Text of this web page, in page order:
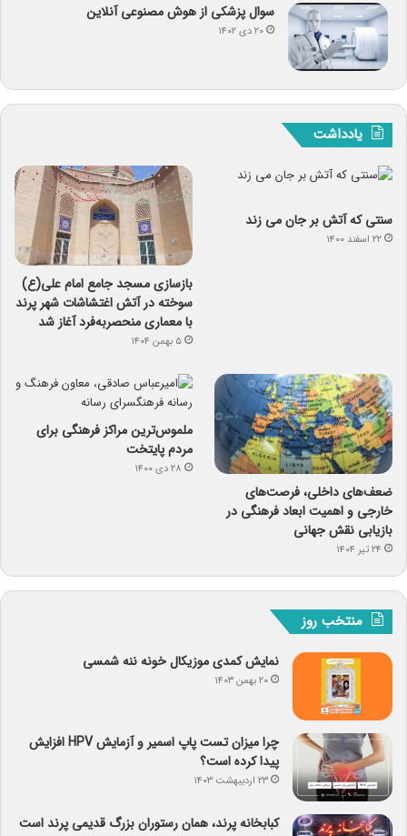
سوال پزشکی از هوش مصنوعی آنلاین
۲۰ دی ۱۴۰۲
یادداشت
سنتی که آتش بر جان می زند
۲۲ اسفند ۱۴۰۰
بازسازی مسجد جامع امام علی(ع)
سوخته در آتش اغتشاشات شهر پرند
با معماری منحصربه‌فرد آغاز شد
۵ بهمن ۱۴۰۴
ضعف‌های داخلی، فرصت‌های
خارجی و اهمیت ابعاد فرهنگی در
بازیابی نقش جهانی
۲۴ تیر ۱۴۰۴
ملموس‌ترین مراکز فرهنگی برای
مردم پایتخت
۲۸ دی ۱۴۰۰
منتخب روز
نمایش کمدی موزیکال خونه ننه شمسی
۲۰ بهمن ۱۴۰۳
چرا میزان تست پاپ اسمیر و آزمایش HPV افزایش
پیدا کرده است؟
۲۳ اردیبهشت ۱۴۰۳
کبابخانه پرند، همان رستوران بزرگ قدیمی پرند است